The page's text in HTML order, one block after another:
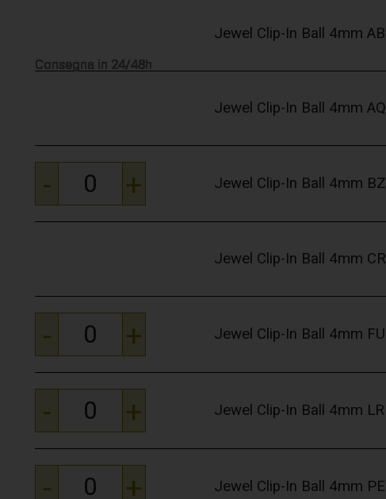
Jewel Clip-In Ball 4mm AB
Jewel Clip-In Ball 4mm AQ
- +
Consegna in 24/48h
Jewel Clip-In Ball 4mm BZ
Jewel Clip-In Ball 4mm CR
- +
Consegna in 24/48h
Jewel Clip-In Ball 4mm FU
- +
Consegna in 24/48h
Jewel Clip-In Ball 4mm LR
- +
Consegna in 24/48h
Jewel Clip-In Ball 4mm PE
Consegna in 24/48h
Consegna in 24/48h
Consegna in 24/48h
Consegna in 24/48h
Consegna in 24/48h
Consegna in 24/48h
Consegna in 24/48h
Consegna in 24/48h
Consegna in 24/48h
Consegna in 24/48h
Consegna in 24/48h
Consegna in 24/48h
Consegna in 24/48h
Consegna in 24/48h
Consegna in 24/48h
Consegna in 24/48h
Consegna in 24/48h